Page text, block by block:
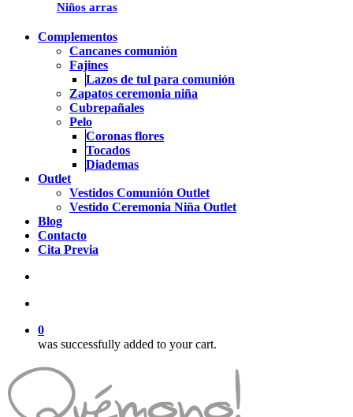
Niños arras
Complementos
Cancanes comunión
Fajines
Lazos de tul para comunión
Zapatos ceremonia niña
Cubrepañales
Pelo
Coronas flores
Tocados
Diademas
Outlet
Vestidos Comunión Outlet
Vestido Ceremonia Niña Outlet
Blog
Contacto
Cita Previa
0
was successfully added to your cart.